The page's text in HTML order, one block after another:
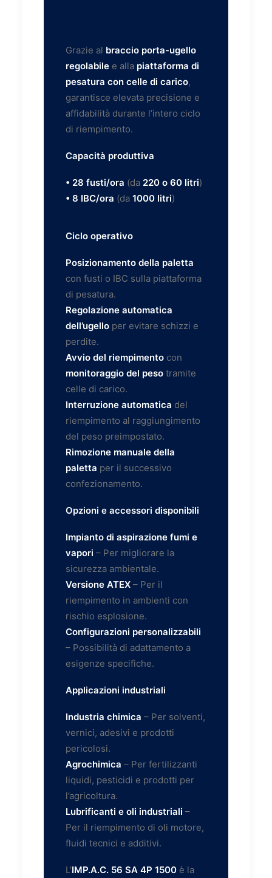
Grazie al braccio porta-ugello
regolabile e alla piattaforma di
pesatura con celle di carico,
garantisce elevata precisione e
affidabilità durante l’intero ciclo
di riempimento.
Capacità produttiva
• 28 fusti/ora (da 220 o 60 litri)
• 8 IBC/ora (da 1000 litri)
Ciclo operativo
Posizionamento della paletta
con fusti o IBC sulla piattaforma
di pesatura.
Regolazione automatica
dell’ugello per evitare schizzi e
perdite.
Avvio del riempimento con
monitoraggio del peso tramite
celle di carico.
Interruzione automatica del
riempimento al raggiungimento
del peso preimpostato.
Rimozione manuale della
paletta per il successivo
confezionamento.
Opzioni e accessori disponibili
Impianto di aspirazione fumi e
vapori – Per migliorare la
sicurezza ambientale.
Versione ATEX – Per il
riempimento in ambienti con
rischio esplosione.
Configurazioni personalizzabili
– Possibilità di adattamento a
esigenze specifiche.
Applicazioni industriali
Industria chimica – Per solventi,
vernici, adesivi e prodotti
pericolosi.
Agrochimica – Per fertilizzanti
liquidi, pesticidi e prodotti per
l’agricoltura.
Lubrificanti e oli industriali –
Per il riempimento di oli motore,
fluidi tecnici e additivi.
L’IMP.A.C. 56 SA 4P 1500 è la